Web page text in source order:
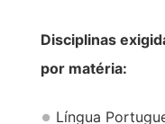
Disciplinas
por matéria:
Língua